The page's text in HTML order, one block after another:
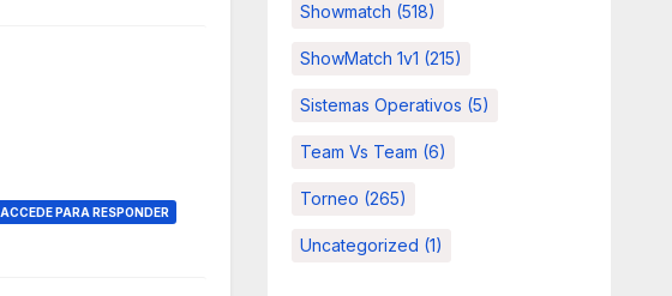
ACCEDE PARA RESPONDER
Showmatch (518)
ShowMatch 1v1 (215)
Sistemas Operativos (5)
Team Vs Team (6)
Torneo (265)
Uncategorized (1)